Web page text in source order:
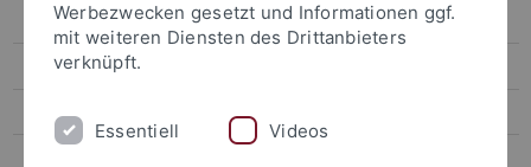
Studienmodelle
Masterstudiengänge
Werbezwecken gesetzt und Informationen ggf.
mit weiteren Diensten des Drittanbieters
verknüpft.
Essentiell Videos